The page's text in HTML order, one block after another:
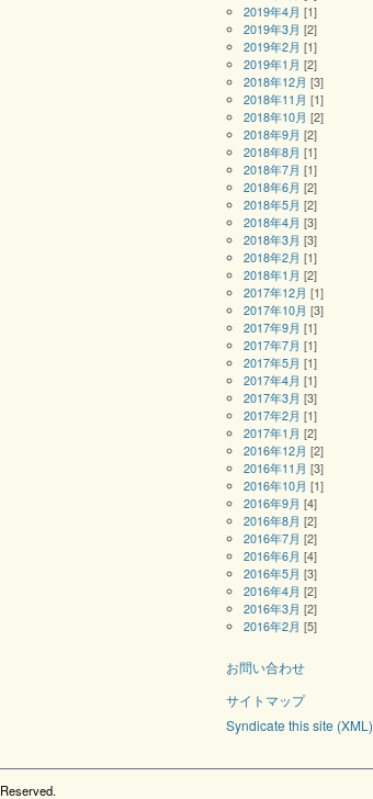
2019年4月 [1]
2019年3月 [2]
2019年2月 [1]
2019年1月 [2]
2018年12月 [3]
2018年11月 [1]
2018年10月 [2]
2018年9月 [2]
2018年8月 [1]
2018年7月 [1]
2018年6月 [2]
2018年5月 [2]
2018年4月 [3]
2018年3月 [3]
2018年2月 [1]
2018年1月 [2]
2017年12月 [1]
2017年10月 [3]
2017年9月 [1]
2017年7月 [1]
2017年5月 [1]
2017年4月 [1]
2017年3月 [3]
2017年2月 [1]
2017年1月 [2]
2016年12月 [2]
2016年11月 [3]
2016年10月 [1]
2016年9月 [4]
2016年8月 [2]
2016年7月 [2]
2016年6月 [4]
2016年5月 [3]
2016年4月 [2]
2016年3月 [2]
2016年2月 [5]
お問い合わせ
サイトマップ
Syndicate this site (XML)